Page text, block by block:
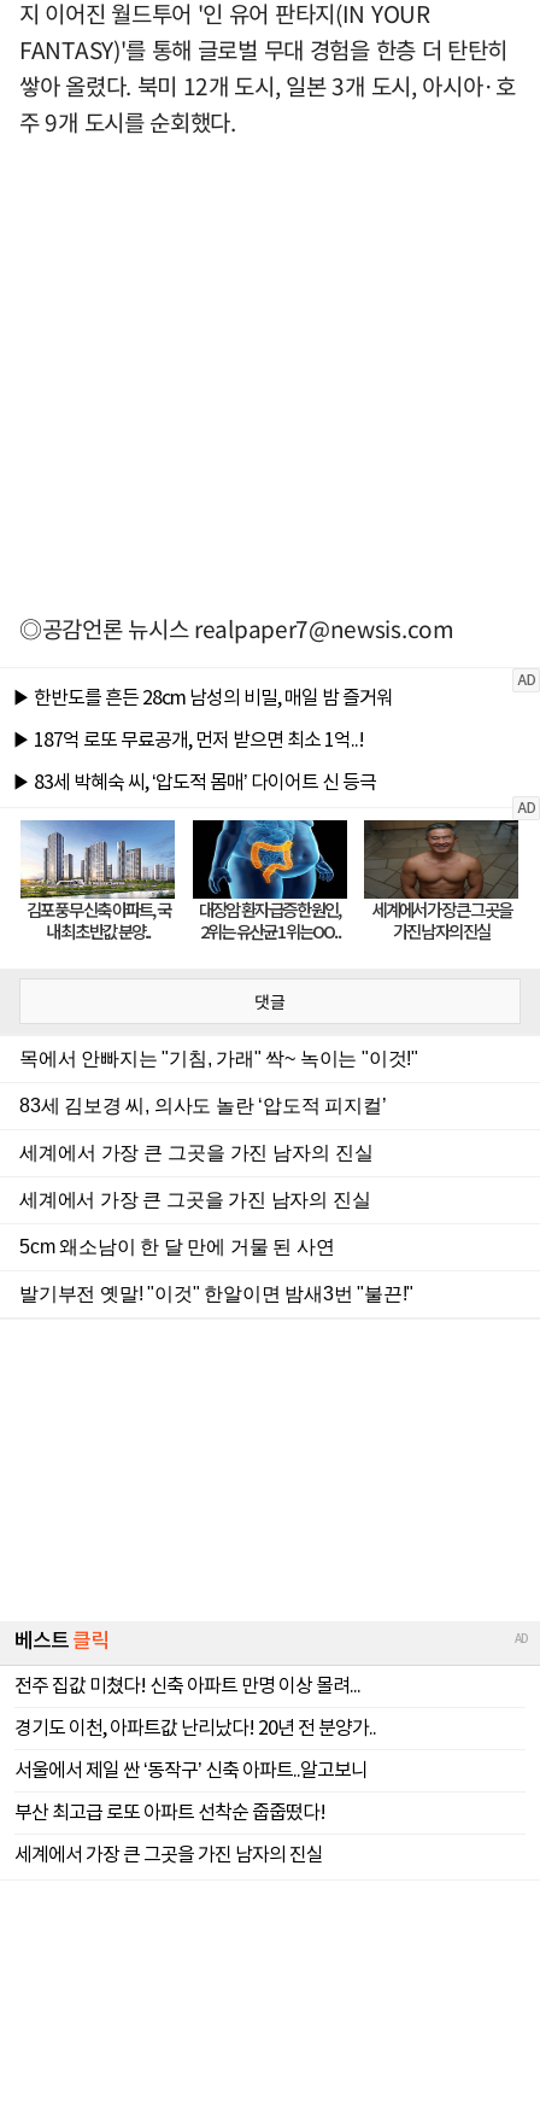
지 이어진 월드투어 '인 유어 판타지(IN YOUR
FANTASY)'를 통해 글로벌 무대 경험을 한층 더 탄탄히
쌓아 올렸다. 북미 12개 도시, 일본 3개 도시, 아시아·호
주 9개 도시를 순회했다.
◎공감언론 뉴시스realpaper7@newsis.com
댓글